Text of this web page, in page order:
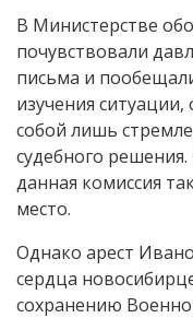
В Министерстве
почувствовали
письма и
изучения
собой лишь
судебного
данная комиссия
место.
Однако арест
сердца
сохранению